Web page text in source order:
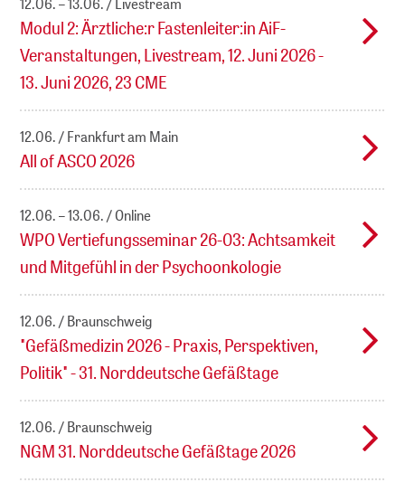
Modul 2: Ärztliche:r Fastenleiter:in AiF-
Veranstaltungen, Livestream, 12. Juni 2026 -
13. Juni 2026, 23 CME
12.06. Frankfurt am Main
All of ASCO 2026
12.06. – 13.06. Online
WPO Vertiefungsseminar 26-03: Achtsamkeit
und Mitgefühl in der Psychoonkologie
12.06. Braunschweig
"Gefäßmedizin 2026 - Praxis, Perspektiven,
Politik" - 31. Norddeutsche Gefäßtage
12.06. Braunschweig
NGM 31. Norddeutsche Gefäßtage 2026